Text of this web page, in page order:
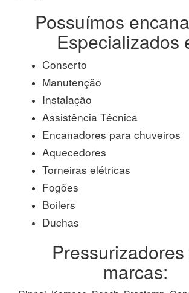
Possuímos
Especializados
Conserto
Manutenção
Instalação
Assistência Técnica
Encanadores para chuveiros
Aquecedores
Torneiras elétricas
Fogões
Boilers
Duchas
marcas: